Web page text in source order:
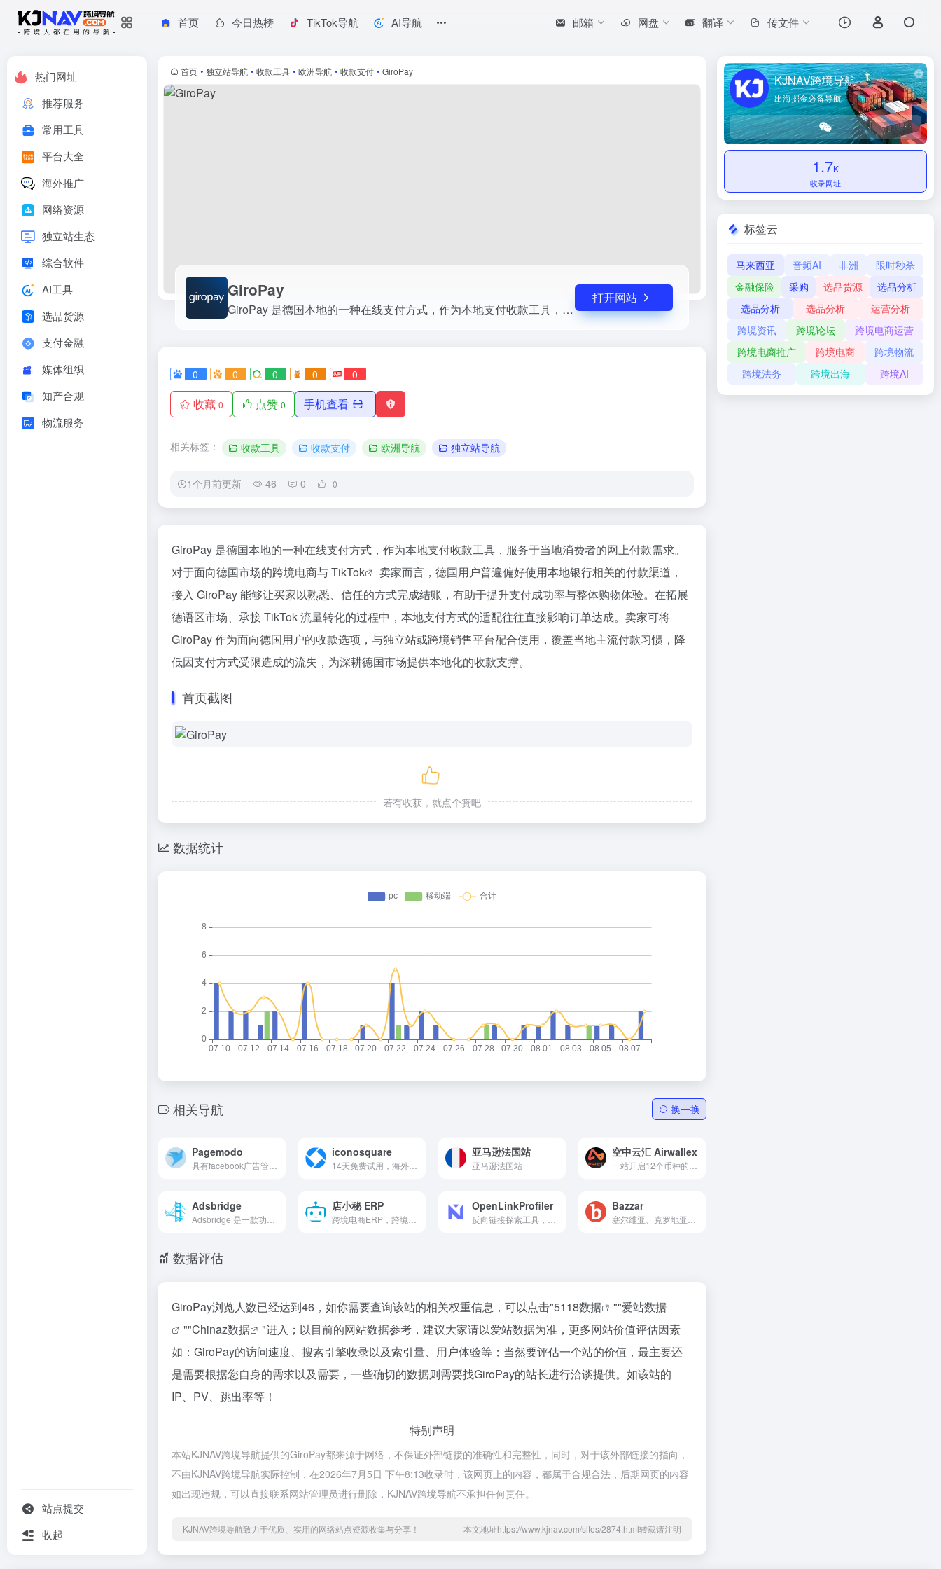
首页 今日热榜 TikTok导航 AI导航 邮箱 网盘 翻译 传文件
热门网址
推荐服务
常用工具
平台大全
海外推广
网络资源
独立站生态
综合软件
AI工具
选品货源
支付金融
媒体组织
知产合规
物流服务
站点提交
收起
首页 • 独立站导航 • 收款工具 • 欧洲导航 • 收款支付 • GiroPay
GiroPay
GiroPay 是德国本地的一种在线支付方式，作为本地支付收款工具，服务于当地消费者的网上付款需求。对于面向德国市场的跨境电商与 TikTok 卖家而言，德国用户普遍偏好使用本地银行相关的付款渠道，接入 GiroPay 能够让买家以熟悉、信任的方式完成结账，有助于提升支付成功率与整体购物体验。在拓展德语区市场、承接 TikTok 流量转化...
打开网站
0 0 0 0 0
收藏 0 点赞 0 手机查看
相关标签： 收款工具 收款支付 欧洲导航 独立站导航
1个月前更新 46 0 0
GiroPay
GiroPay 是德国本地的一种在线支付方式，作为本地支付收款工具，服务于当地消费者的网上付款需求。
对于面向德国市场的跨境电商与TikTok
卖家而言，德国用户普遍偏好使用本地银行相关的付款渠道，
接入 GiroPay 能够让买家以熟悉、信任的方式完成结账，有助于提升支付成功率与整体购物体验。在拓展
德语区市场、承接 TikTok 流量转化的过程中，本地支付方式的适配往往直接影响订单达成。卖家可将
GiroPay 作为面向德国用户的收款选项，与独立站或跨境销售平台配合使用，覆盖当地主流付款习惯，降
低因支付方式受限造成的流失，为深耕德国市场提供本地化的收款支撑。
首页截图
若有收获，就点个赞吧
数据统计
相关导航 换一换
Pagemodo iconosquare 亚马逊法国站
亚马逊法国站
空中云汇 Airwallex
Adsbridge 店小秘 ERP OpenLinkProfiler Bazzar
数据评估
GiroPay浏览人数已经达到46，如你需要查询该站的相关权重信息，可以点击"5118数据 ""爱站数据
""Chinaz数据
"进入；以目前的网站数据参考，建议大家请以爱站数据为准，更多网站价值评估因素
如：GiroPay的访问速度、搜索引擎收录以及索引量、用户体验等；当然要评估一个站的价值，最主要还
是需要根据您自身的需求以及需要，一些确切的数据则需要找GiroPay的站长进行洽谈提供。如该站的
IP、PV、跳出率等！
特别声明
本站KJNAV跨境导航提供的GiroPay都来源于网络，不保证外部链接的准确性和完整性，同时，对于该外部链接的指向，
不由KJNAV跨境导航实际控制，在2026年7月5日 下午8:13收录时，该网页上的内容，都属于合规合法，后期网页的内容
如出现违规，可以直接联系网站管理员进行删除，KJNAV跨境导航不承担任何责任。
KJNAV跨境导航致力于优质、实用的网络站点资源收集与分享！ 本文地址https://www.kjnav.com/sites/2874.html转载请注明
KJNAV跨境导航
出海掘金必备导航
1.7K
收录网址
标签云
马来西亚 音频AI 非洲
限时秒杀
金融保险
采购 选品货源
选品分析
选品分析
选品分析
运营分析
跨境资讯
跨境论坛
跨境电商运营
跨境电商推广
跨境电商
跨境物流
跨境法务
跨境出海 跨境AI